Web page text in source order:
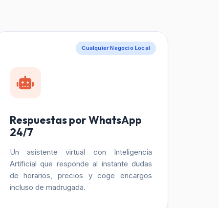
Cualquier Negocio Local
Respuestas por WhatsApp
24/7
Un asistente virtual con Inteligencia
Artificial que responde al instante dudas
de horarios, precios y coge encargos
incluso de madrugada.